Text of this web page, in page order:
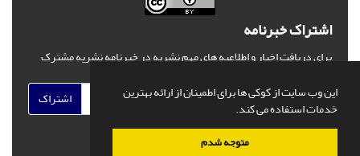
این وب سایت از کوکی ها برای اطمینان از ارائه بهترین
خدمات استفاده می کند.
متوجه شدم
اشتراک خبرنامه
برای دریافت اخبار و اطلاعیه های مهم نشریه در خبرنامه نشریه مشترک
اشتراک